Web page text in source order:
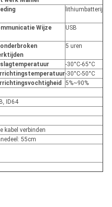
lithiumbatterij
Wijze USB
5 uren
-30°C-65°C
-30°C-50°C
5%~90%
ID64
kabel verbinden
55cm